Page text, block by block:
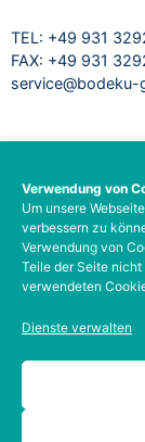
Verwendung von
Um unsere
verbessern zu
Verwendung von
Teile der Seite
verwendeten
Dienste verwalten
TEL: +49 931
FAX: +49 931
Impressum
AGB
Barrierefreiheit
Kontodetails